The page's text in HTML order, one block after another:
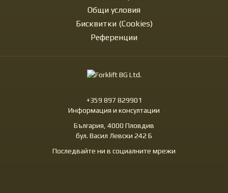
Общи условия
Бисквитки (Cookies)
Референции
+359 897 829901
Информация и консултации
България, 4000 Пловдив
бул. Васил Левски 242 Б
Последвайте ни в социалните мрежи